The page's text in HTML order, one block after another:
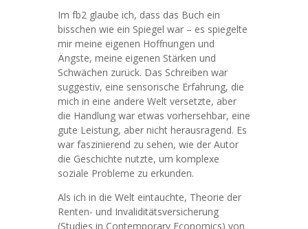
Im fb2 glaube ich, dass das Buch ein
bisschen wie ein Spiegel war – es spiegelte
mir meine eigenen Hoffnungen und
Ängste, meine eigenen Stärken und
Schwächen zurück. Das Schreiben war
suggestiv, eine sensorische Erfahrung, die
mich in eine andere Welt versetzte, aber
die Handlung war etwas vorhersehbar, eine
gute Leistung, aber nicht herausragend. Es
war faszinierend zu sehen, wie der Autor
die Geschichte nutzte, um komplexe
soziale Probleme zu erkunden.
Als ich in die Welt eintauchte, Theorie der
Renten- und Invaliditätsversicherung
(Studies in Contemporary Economics) von